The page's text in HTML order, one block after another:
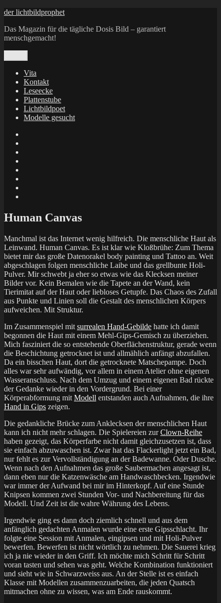
Zum
springen
der lichtbildprophet
Das Magazin für die tägliche Dosis Bild – garantiert
menschgemacht!
Vita
Kontakt
Leseecke
Plattenstube
Lichtbildpoet
Modelle gesucht
Human Canvas
Manchmal ist das Internet wenig hilfreich. Die menschliche Haut als
Leinwand. Human Canvas. Es ist klar wie Kloßbrühe: Zum Thema
bietet mir das große Datenorakel body painting und Tattoo an. Weit
abgeschlagen folgen menschliche Laibe und das grellbunte Holi-
Pulver. Mir schwebt ja eher so etwas wie das Klecksen meiner
Bilder vor. Kein Bemalen wie die Tapete an der Wand, kein
Tierimitat auf der Haut oder liebloses Getupfe. Das Chaos des Zufall
aus Punkte und Linien soll die Gestalt des menschlichen Körpers
aufweichen. Mit Struktur.
Im Zusammenspiel mit surrealen Hand-Gebilde hatte ich damit
begonnen die Haut mit einem Mehl-Gips-Gemisch zu überziehen.
Mich fasziniert die so entstehende Oberflächenstruktur, gerade wenn
die Beschichtung getrocknet ist und allmählich anfängt abzufallen.
Da ein bisschen Haut, dort die getrocknete Matschepampe. Doch
alles war sehr aufwändig, vor allem in einem Atelier ohne eigenen
Wasseranschluss. Nach dem Umzug und einem eigenen Bad rückte
der Gedanke wieder in den Vordergrund. Bei einer
Körperabformung mit Modell entstanden auch Aufnahmen, die ihre
Hand in Gips zeigen.
Die gedankliche Brücke zum Anklecksen der menschlichen Haut
kann ich nicht mehr schlagen. Die Spielereien zurClown-Reihe
haben gezeigt, das Körperfarbe nicht damit gleichzusetzen ist, dass
sie einfach abzuwaschen ist. Zwar hat das Flackerlight jetzt ein Bad,
nur fehlt es zur Vervollständigung an der Badewanne. Oder Dusche.
Wenn nach den Aufnahmen das große Saubermachen angesagt ist,
dann eben nur die Katzenwäsche am Handwaschbecken. Irgendwie
war immer der Aufwand bei mir im Hinterkopf. Auf eine Stunde
Knipsen kommen zwei Stunden Vor- und Nachbereitung für das
Modell. Und Zeit ist die wahre Währung des Lebens.
Irgendwie ging es dann doch ziemlich schnell und aus dem
anfänglich gedachten Anmalen wurde eine erste Gipsschlacht. Ihr
folgte eine Session mit Anmalen, eingipsen und mit Holi-Pulver
bewerfen. Bewerfen ist nicht wörtlich zu nehmen. Die Sauerei krieg
ich ja nie wieder in den Griff. Ich möchte mich Schritt für Schritt
voran tasten und sehen was geht. Welche Kombination funktioniert
und sieht wie in Schwarzweiss aus. An der Stelle ist es einfach
Klasse mit Modellen zusammenzuarbeiten, die jeden Quatsch
mitmachen ohne zu wissen, was am Ende rauskommt.